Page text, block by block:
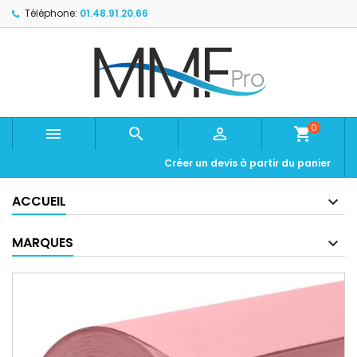
Téléphone: 01.48.91.20.66
   shopping_cart0
Créer un devis à partir du panier
ACCUEIL
MARQUES